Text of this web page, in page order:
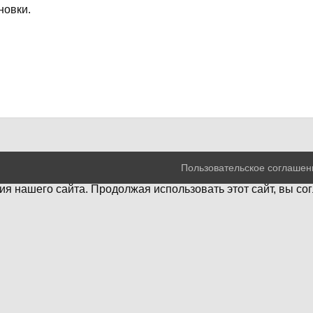
Пользовательское
сайта. Продолжая использовать этот сайт, вы